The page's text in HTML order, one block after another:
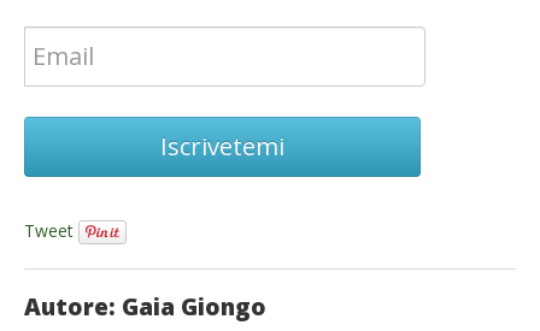
Iscrivetemi
Tweet
Autore: Gaia Giongo